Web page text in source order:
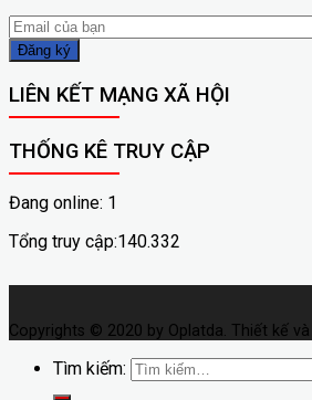
LIÊN KẾT MẠNG XÃ HỘI
THỐNG KÊ TRUY CẬP
Đang online: 1
Tổng truy cập:140.332
Copyrights © 2020 by Oplatda. Thiết kế
Tìm kiếm: